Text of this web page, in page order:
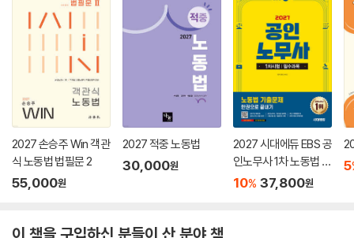
2027 손승주 Win 객관
식 노동법 법필문 2
55,000원
2027 적중 노동법
30,000원
2027 시대에듀 EBS 공
인노무사 1차 노동법 기
출문제 한권으로 끝내
10% 37,800원
5
이 책을 구입하신 분들이 산 분야 책